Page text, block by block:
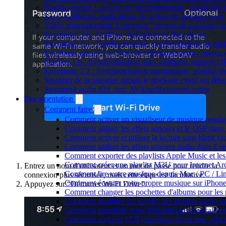
Flacbox atteint 1 million de téléchargements : Audio Hi-
Les 5 meilleures applications de lecteur de musique
Vidéo promotionnelle Evermusic : lecteur de musique
Evermusic 3.6 : CarPlay, VoiceOver et plus encore
Evermusic 3.1 : Fondu enchaîné, synchronisation de
Evermusic atteint 3 millions de téléchargements : aperçu
Flacbox 1.6 : Synchronisation auto, égaliseur, support
Evermusic 2.3 : Synchronisation automatique, position
Streamer de la musique depuis le stockage cloud sur
Streaming audio iOS avec AVAssetResourceLoader
Documentation
Comment faire
Comment activer un visualiseur de musique
Comment utiliser les effets sonores et le DSP
Comment activer et utiliser la lecture sans blanc
Comment utiliser les effets sonores audio dans
Comment exporter des playlists Apple Music et
Comment créer une playlist M3U pour Internet
Comment lire votre musique depuis Mac / PC /
Comment écouter votre propre musique sur
Comment changer les pochettes d'albums pour
Comment modifier les paroles des fichiers audio
Comment transférer votre bibliothèque musicale
Comment archiver (ZIP) des listes de lecture,
Entrez un nom d’utilisateur et un mot de passe pour rendre la
connexion plus sécurisée, mais cette étape est facultative.
Appuyez sur “Démarrer Wi-Fi Drive”.